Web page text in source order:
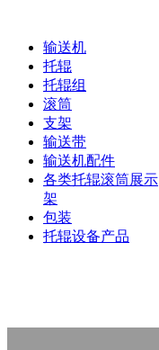
输送机
托辊
托辊组
滚筒
支架
输送带
输送机配件
各类托辊滚筒展示
架
包装
托辊设备产品